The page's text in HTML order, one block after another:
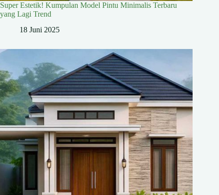
Super Estetik! Kumpulan Model Pintu Minimalis Terbaru
yang Lagi Trend
18 Juni 2025